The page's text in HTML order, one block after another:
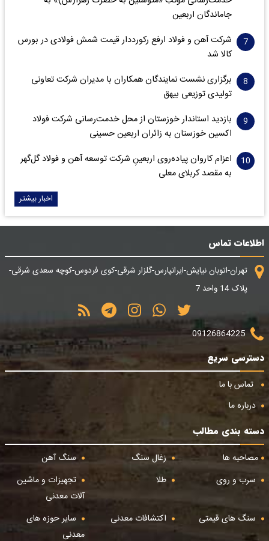
جاماندگان اربعین
شرکت آهن و فولاد ارفع رکورددار قیمت شمش فولادی در بورس
کالا شد
برگزاری نشست نمایندگان همکاران با مدیران شرکت تعاونی
تولیدی توزیعی بیهق
بازدید استاندار خوزستان از محل خدمت‌رسانی شرکت فولاد
اکسین خوزستان به زائران اربعین حسینی
اعزام کاروان پیاده‌روی اربعینِ شرکت توسعه آهن و فولاد گل‌گهر
به مقصد کربلای معلی
اخبار بیشتر
اطلاعات تماس
تهران-اتوبان نیایش-ایرانپارس-گلزار شرقی-کوی فردوس-کوچه سعدی شرقی-
پلاک 14 واحد 7
09126864225
دسترسی سریع
تماس با ما
درباره ما
دسته بندی مطالب
مصاحبه ها
زغال سنگ
سنگ آهن
سرب و روی
طلا
تجهیزات و ماشین
آلات معدنی
سنگ های قیمتی
اکتشافات معدنی
سایر حوزه های
معدنی